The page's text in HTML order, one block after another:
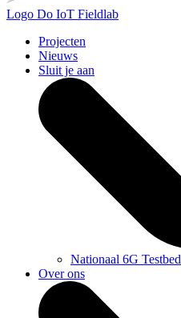
Logo Do IoT Fieldlab
Projecten
Nieuws
Sluit je aan
Nationaal 6G Testbed
Over ons